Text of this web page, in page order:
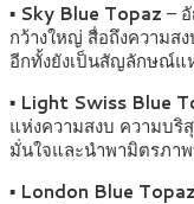
▪ Sky Blue Topaz –
กว้างใหญ่ สื่อถึงความส
อีกทั้งยังเป็นสัญลักษณ์แ
▪ Light Swiss Blue
แห่งความสงบ ความบริ
มั่นใจและนำพามิตรภา
▪ London Blue Topaz